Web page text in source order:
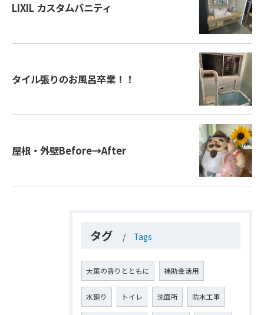
LIXIL カスタムバニティ
タイル張りのお風呂卒業！！
屋根・外壁Before→After
タグ Tags
大葉の香りとともに 補助金活用
水廻り トイレ 洗面所 防水工事